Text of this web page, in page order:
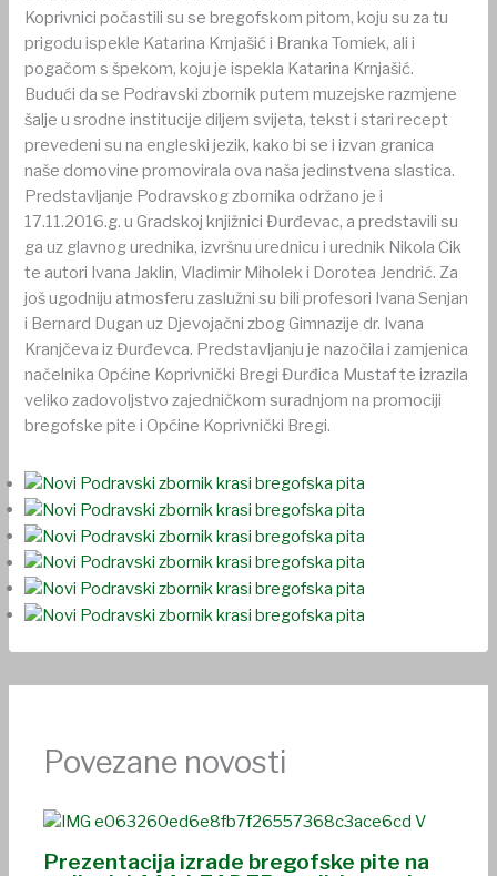
Koprivnici počastili su se bregofskom pitom, koju su za tu
prigodu ispekle Katarina Krnjašić i Branka Tomiek, ali i
pogačom s špekom, koju je ispekla Katarina Krnjašić.
Budući da se Podravski zbornik putem muzejske razmjene
šalje u srodne institucije diljem svijeta, tekst i stari recept
prevedeni su na engleski jezik, kako bi se i izvan granica
naše domovine promovirala ova naša jedinstvena slastica.
Predstavljanje Podravskog zbornika održano je i
17.11.2016.g. u Gradskoj knjižnici Đurđevac, a predstavili su
ga uz glavnog urednika, izvršnu urednicu i urednik Nikola Cik
te autori Ivana Jaklin, Vladimir Miholek i Dorotea Jendrić. Za
još ugodniju atmosferu zaslužni su bili profesori Ivana Senjan
i Bernard Dugan uz Djevojačni zbog Gimnazije dr. Ivana
Kranjčeva iz Đurđevca. Predstavljanju je nazočila i zamjenica
načelnika Općine Koprivnički Bregi Đurđica Mustaf te izrazila
veliko zadovoljstvo zajedničkom suradnjom na promociji
bregofske pite i Općine Koprivnički Bregi.
Povezane novosti
Prezentacija izrade bregofske pite na